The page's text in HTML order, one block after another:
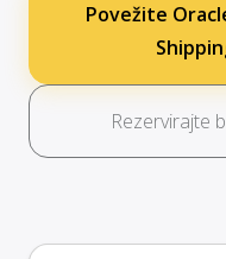
Povežite
Rezervirajte